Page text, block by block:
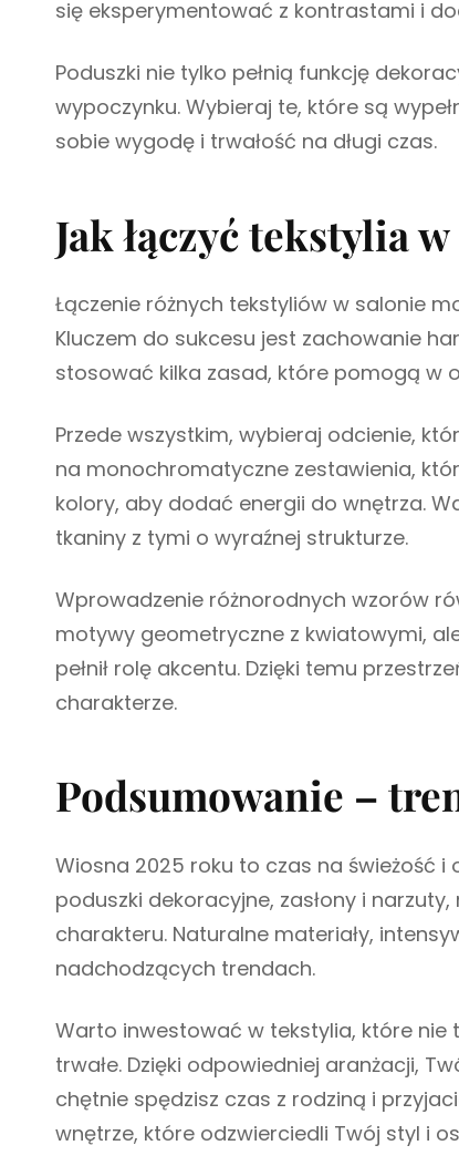
się eksperymentować z kontrastami i
Poduszki nie tylko pełnią funkcję
wypoczynku. Wybieraj te, które są
sobie wygodę i trwałość na długi czas.
Jak łączyć tekstylia
Łączenie różnych tekstyliów w salonie
Kluczem do sukcesu jest zachowanie
stosować kilka zasad, które pomogą w
Przede wszystkim, wybieraj odcienie,
na monochromatyczne zestawienia,
kolory, aby dodać energii do wnętrza.
tkaniny z tymi o wyraźnej strukturze.
Wprowadzenie różnorodnych wzorów
motywy geometryczne z kwiatowymi,
pełnił rolę akcentu. Dzięki temu
charakterze.
Podsumowanie –
Wiosna 2025 roku to czas na świeżość
poduszki dekoracyjne, zasłony i
charakteru. Naturalne materiały,
nadchodzących trendach.
Warto inwestować w tekstylia, które nie
trwałe. Dzięki odpowiedniej aranżacji,
chętnie spędzisz czas z rodziną i
wnętrze, które odzwierciedli Twój styl i